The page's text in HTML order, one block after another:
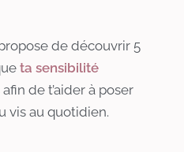
de découvrir 5
ta sensibilité
afin de t’aider à poser
vis au quotidien.